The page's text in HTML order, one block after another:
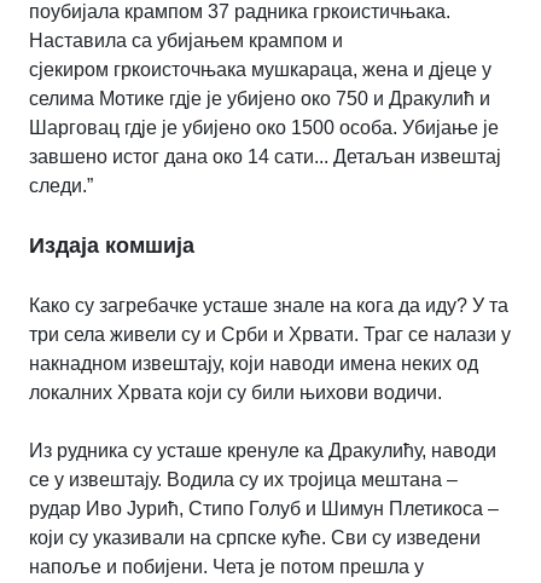
поубијала крампом 37 радника гркоистичњака.
Наставила са убијањем крампом и
сјекиром гркоисточњака мушкараца, жена и дјеце у
селима Мотике гдје је убијено око 750 и Дракулић и
Шарговац гдје је убијено око 1500 особа. Убијање је
завшено истог дана око 14 сати... Детаљан извештај
следи.”
Издаја комшија
Како су загребачке усташе знале на кога да иду? У та
три села живели су и Срби и Хрвати. Траг се налази у
накнадном извештају, који наводи имена неких од
локалних Хрвата који су били њихови водичи.
Из рудника су усташе кренуле ка Дракулићу, наводи
се у извештају. Водила су их тројица мештана –
рудар Иво Јурић, Стипо Голуб и Шимун Плетикоса –
који су указивали на српске куће. Сви су изведени
напоље и побијени. Чета је потом прешла у